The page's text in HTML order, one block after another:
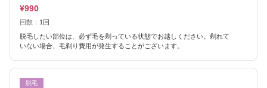
¥990
回数： 1回
脱毛したい部位は、必ず毛を剃っている状態でお越しください。剃れて
いない場合、毛剃り費用が発生することがございます。
脱毛